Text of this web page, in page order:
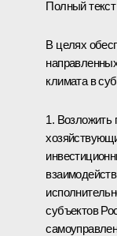
Полный
В целях
климата в
1. Возложить
субъектов